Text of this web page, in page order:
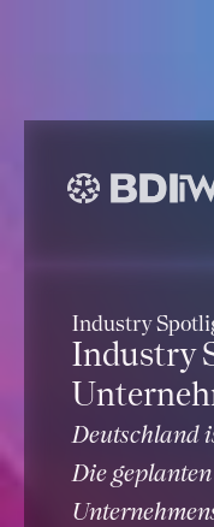
Industry
Industry
Deutschland
Die